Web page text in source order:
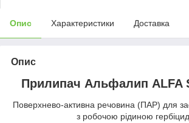
Опис Характеристики Доставка
Опис
Прилипач Альфалип ALFA
Поверхнево-активна речовина (ПАР) для
з робочою рідиною